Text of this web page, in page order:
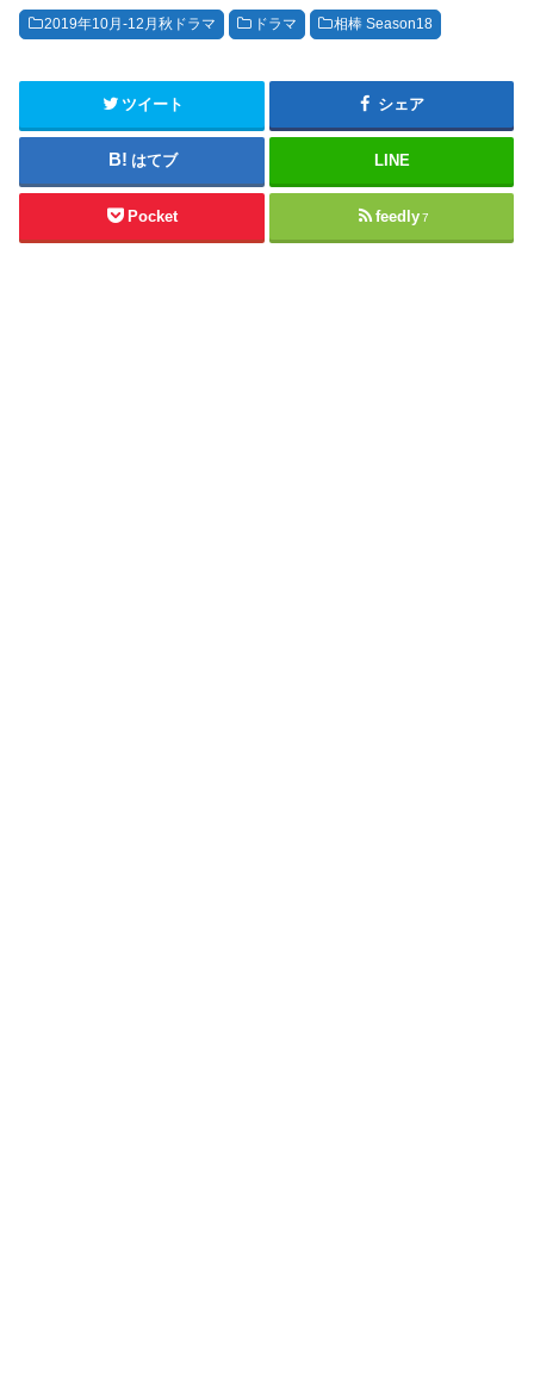
2019年10月-12月秋ドラマ ドラマ 相棒 Season18
ツイート シェア
はてブ LINE
Pocket feedly 7